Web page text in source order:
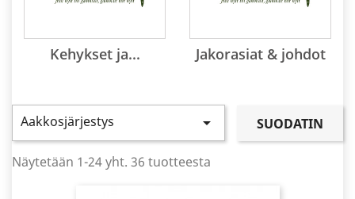
Kehykset ja... Jakorasiat & johdot
Aakkosjärjestys  SUODATIN
Näytetään 1-24 yht. 36 tuotteesta